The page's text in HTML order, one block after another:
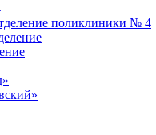
поликлиники № 4